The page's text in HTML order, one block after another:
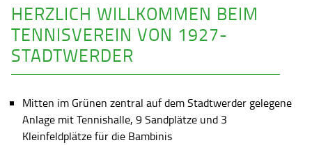
HERZLICH WILLKOMMEN BEIM
TENNISVEREIN VON 1927-
STADTWERDER
Mitten im Grünen zentral auf dem Stadtwerder gelegene
Anlage mit Tennishalle, 9 Sandplätze und 3
Kleinfeldplätze für die Bambinis